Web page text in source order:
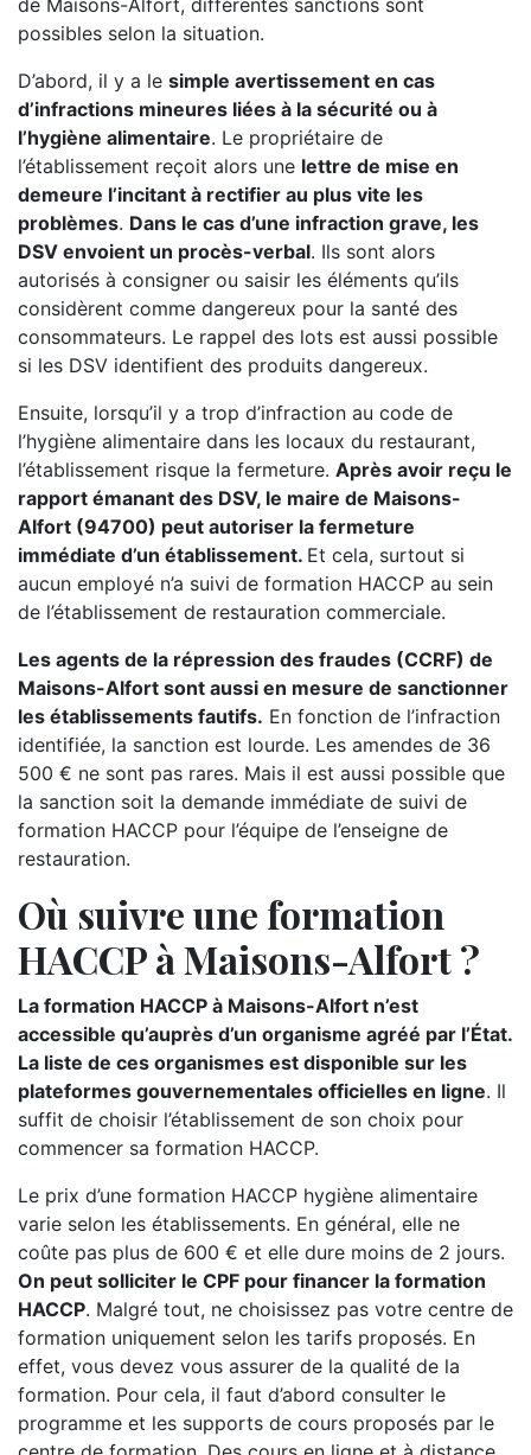
de Maisons-Alfort, différentes sanctions sont
possibles selon la situation.
D’abord, il y a le simple avertissement en cas
d’infractions mineures liées à la sécurité ou à
l’hygiène alimentaire. Le propriétaire de
l’établissement reçoit alors une lettre de mise en
demeure l’incitant à rectifier au plus vite les
problèmes. Dans le cas d’une infraction grave, les
DSV envoient un procès-verbal. Ils sont alors
autorisés à consigner ou saisir les éléments qu’ils
considèrent comme dangereux pour la santé des
consommateurs. Le rappel des lots est aussi possible
si les DSV identifient des produits dangereux.
Ensuite, lorsqu’il y a trop d’infraction au code de
l’hygiène alimentaire dans les locaux du restaurant,
l’établissement risque la fermeture. Après avoir reçu le
rapport émanant des DSV, le maire de Maisons-
Alfort (94700) peut autoriser la fermeture
immédiate d’un établissement. Et cela, surtout si
aucun employé n’a suivi de formation HACCP au sein
de l’établissement de restauration commerciale.
Les agents de la répression des fraudes (CCRF) de
Maisons-Alfort sont aussi en mesure de sanctionner
les établissements fautifs. En fonction de l’infraction
identifiée, la sanction est lourde. Les amendes de 36
500 € ne sont pas rares. Mais il est aussi possible que
la sanction soit la demande immédiate de suivi de
formation HACCP pour l’équipe de l’enseigne de
restauration.
Où suivre une formation
HACCP à Maisons-Alfort ?
La formation HACCP à Maisons-Alfort n’est
accessible qu’auprès d’un organisme agréé par l’État.
La liste de ces organismes est disponible sur les
plateformes gouvernementales officielles en ligne. Il
suffit de choisir l’établissement de son choix pour
commencer sa formation HACCP.
Le prix d’une formation HACCP hygiène alimentaire
varie selon les établissements. En général, elle ne
coûte pas plus de 600 € et elle dure moins de 2 jours.
On peut solliciter le CPF pour financer la formation
HACCP. Malgré tout, ne choisissez pas votre centre de
formation uniquement selon les tarifs proposés. En
effet, vous devez vous assurer de la qualité de la
formation. Pour cela, il faut d’abord consulter le
programme et les supports de cours proposés par le